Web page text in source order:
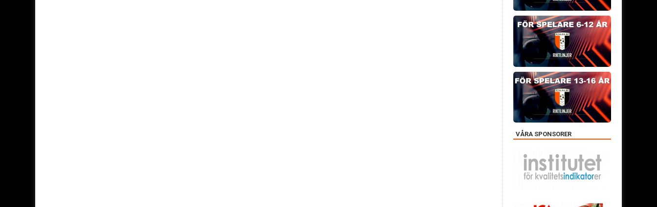
VÅRA SPONSORER